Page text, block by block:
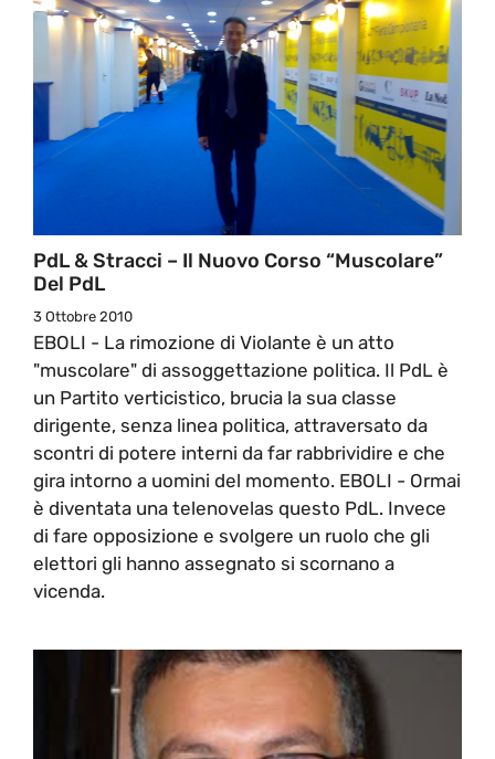
PdL & Stracci – Il Nuovo Corso “muscolare”
Del PdL
3 Ottobre 2010
EBOLI - La rimozione di Violante è un atto
"muscolare" di assoggettazione politica. Il PdL è
un Partito verticistico, brucia la sua classe
dirigente, senza linea politica, attraversato da
scontri di potere interni da far rabbrividire e che
gira intorno a uomini del momento. EBOLI - Ormai
è diventata una telenovelas questo PdL. Invece
di fare opposizione e svolgere un ruolo che gli
elettori gli hanno assegnato si scornano a
vicenda.